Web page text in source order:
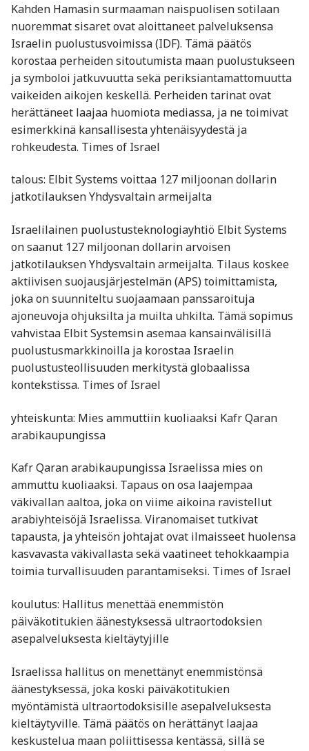
Kahden Hamasin surmaaman naispuolisen sotilaan
nuoremmat sisaret ovat aloittaneet palveluksensa
Israelin puolustusvoimissa (IDF). Tämä päätös
korostaa perheiden sitoutumista maan puolustukseen
ja symboloi jatkuvuutta sekä periksiantamattomuutta
vaikeiden aikojen keskellä. Perheiden tarinat ovat
herättäneet laajaa huomiota mediassa, ja ne toimivat
esimerkkinä kansallisesta yhtenäisyydestä ja
rohkeudesta. Times of Israel
talous: Elbit Systems voittaa 127 miljoonan dollarin
jatkotilauksen Yhdysvaltain armeijalta
Israelilainen puolustusteknologiayhtiö Elbit Systems
on saanut 127 miljoonan dollarin arvoisen
jatkotilauksen Yhdysvaltain armeijalta. Tilaus koskee
aktiivisen suojausjärjestelmän (APS) toimittamista,
joka on suunniteltu suojaamaan panssaroituja
ajoneuvoja ohjuksilta ja muilta uhkilta. Tämä sopimus
vahvistaa Elbit Systemsin asemaa kansainvälisillä
puolustusmarkkinoilla ja korostaa Israelin
puolustusteollisuuden merkitystä globaalissa
kontekstissa. Times of Israel
yhteiskunta: Mies ammuttiin kuoliaaksi Kafr Qaran
arabikaupungissa
Kafr Qaran arabikaupungissa Israelissa mies on
ammuttu kuoliaaksi. Tapaus on osa laajempaa
väkivallan aaltoa, joka on viime aikoina ravistellut
arabiyhteisöjä Israelissa. Viranomaiset tutkivat
tapausta, ja yhteisön johtajat ovat ilmaisseet huolensa
kasvavasta väkivallasta sekä vaatineet tehokkaampia
toimia turvallisuuden parantamiseksi. Times of Israel
koulutus: Hallitus menettää enemmistön
päiväkotitukien äänestyksessä ultraortodoksien
asepalveluksesta kieltäytyjille
Israelissa hallitus on menettänyt enemmistönsä
äänestyksessä, joka koski päiväkotitukien
myöntämistä ultraortodoksisille asepalveluksesta
kieltäytyville. Tämä päätös on herättänyt laajaa
keskustelua maan poliittisessa kentässä, sillä se